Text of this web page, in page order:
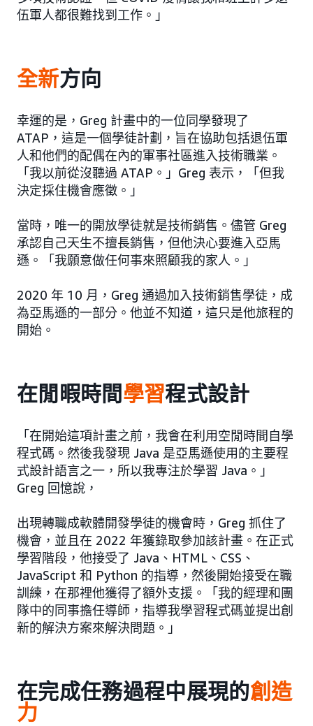
伍軍人都很難找到工作。」
全新方向
幸運的是，Greg 計畫中的一位同學發現了
ATAP，這是一個學徒計劃，旨在協助包括退伍軍
人和他們的配偶在內的軍事社區進入技術職業。
「我以前從沒聽過 ATAP。」Greg 表示，「但我
決定採住機會應徵。」
當時，唯一的開放學徒就是技術銷售。儘管 Greg
承認自己天生不擅長銷售，但他決心要進入亞馬
遜。「我願意做任何事來照顧我的家人。」
2020 年 10 月，Greg 通過加入技術銷售學徒，成
為亞馬遜的一部分。他並不知道，這只是他旅程的
開始。
在閒暇時間學習程式設計
「在開始這項計畫之前，我會在利用空閒時間自學
程式碼。然後我發現 Java 是亞馬遜使用的主要程
式設計語言之一，所以我專注於學習 Java。」
Greg 回憶說，
出現轉職成軟體開發學徒的機會時，Greg 抓住了
機會，並且在 2022 年獲錄取參加該計畫。在正式
學習階段，他接受了 Java、HTML、CSS、
JavaScript 和 Python 的指導，然後開始接受在職
訓練，在那裡他獲得了額外支援。「我的經理和團
隊中的同事擔任導師，指導我學習程式碼並提出創
新的解決方案來解決問題。」
在完成任務過程中展現的創造
力